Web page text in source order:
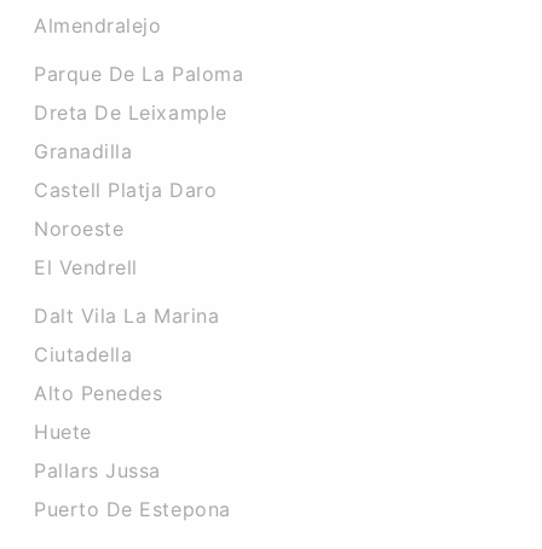
Almendralejo
Parque De La Paloma
Dreta De Leixample
Granadilla
Castell Platja Daro
Noroeste
El Vendrell
Dalt Vila La Marina
Ciutadella
Alto Penedes
Huete
Pallars Jussa
Puerto De Estepona